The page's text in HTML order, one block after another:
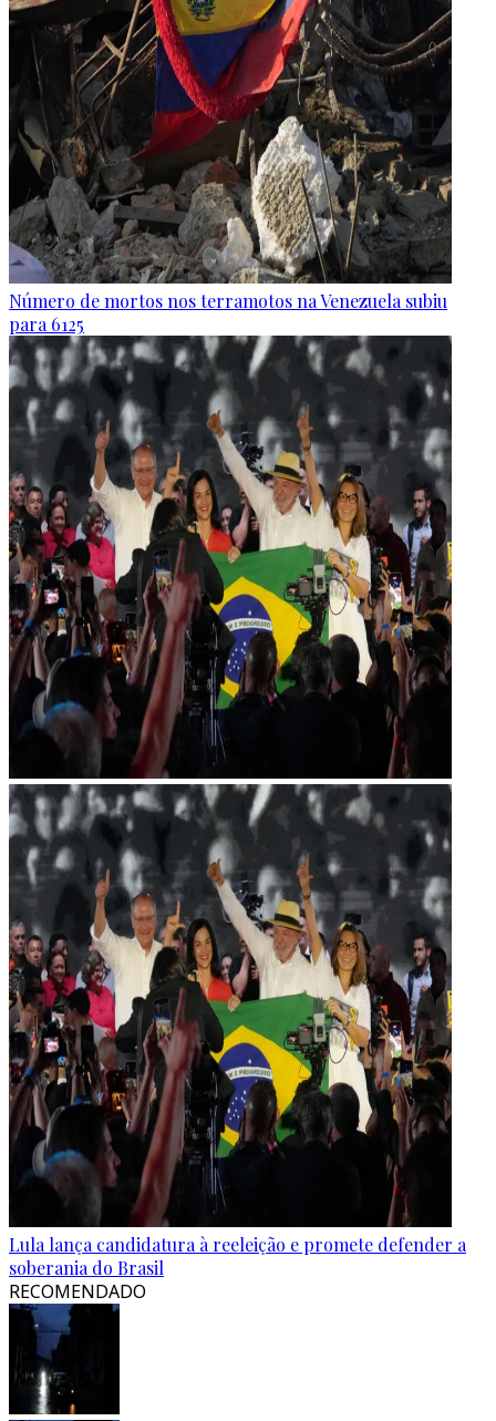
Número de mortos nos terramotos na Venezuela subiu
para 6125
Lula lança candidatura à reeleição e promete defender a
soberania do Brasil
RECOMENDADO